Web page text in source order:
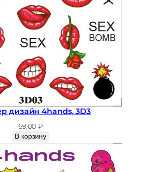
дизайн 4hands, 3D3
69,00₽
В корзину